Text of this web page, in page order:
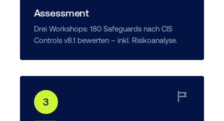
Assessment
Drei Workshops: 180 Safeguards nach CIS
Controls v8.1 bewerten – inkl. Risikoanalyse.
3